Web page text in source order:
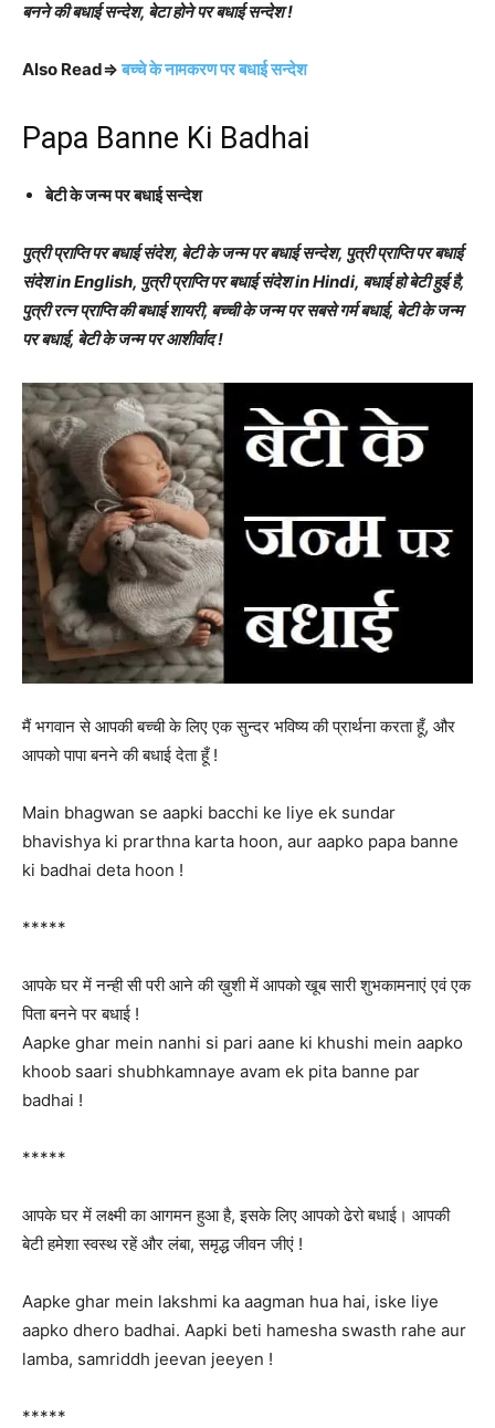
बनने की बधाई सन्देश, बेटा होने पर बधाई सन्देश !
Also Read⇒बच्चे के नामकरण पर बधाई सन्देश
Papa Banne Ki Badhai
बेटी के जन्म पर बधाई सन्देश
पुत्री प्राप्ति पर बधाई संदेश, बेटी के जन्म पर बधाई सन्देश, पुत्री प्राप्ति पर बधाई
संदेश in English, पुत्री प्राप्ति पर बधाई संदेश in Hindi, बधाई हो बेटी हुई है,
पुत्री रत्न प्राप्ति की बधाई शायरी, बच्ची के जन्म पर सबसे गर्म बधाई, बेटी के जन्म
पर बधाई, बेटी के जन्म पर आशीर्वाद !
मैं भगवान से आपकी बच्ची के लिए एक सुन्दर भविष्य की प्रार्थना करता हूँ, और
आपको पापा बनने की बधाई देता हूँ !
Main bhagwan se aapki bacchi ke liye ek sundar
bhavishya ki prarthna karta hoon, aur aapko papa banne
ki badhai deta hoon !
*****
आपके घर में नन्ही सी परी आने की ख़ुशी में आपको खूब सारी शुभकामनाएं एवं एक
पिता बनने पर बधाई !
Aapke ghar mein nanhi si pari aane ki khushi mein aapko
khoob saari shubhkamnaye avam ek pita banne par
badhai !
*****
आपके घर में लक्ष्मी का आगमन हुआ है, इसके लिए आपको ढेरो बधाई। आपकी
बेटी हमेशा स्वस्थ रहें और लंबा, समृद्ध जीवन जीएं !
Aapke ghar mein lakshmi ka aagman hua hai, iske liye
aapko dhero badhai. Aapki beti hamesha swasth rahe aur
lamba, samriddh jeevan jeeyen !
*****